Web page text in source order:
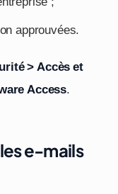
approuvées.
> Accès et
Access.
e-mails